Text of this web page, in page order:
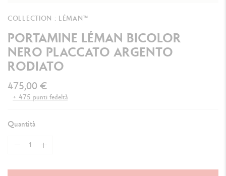
COLLECTION : LÉMAN™
PORTAMINE LÉMAN BICOLOR
NERO PLACCATO ARGENTO
RODIATO
475,00 €
+ 475 punti fedeltà
Quantità